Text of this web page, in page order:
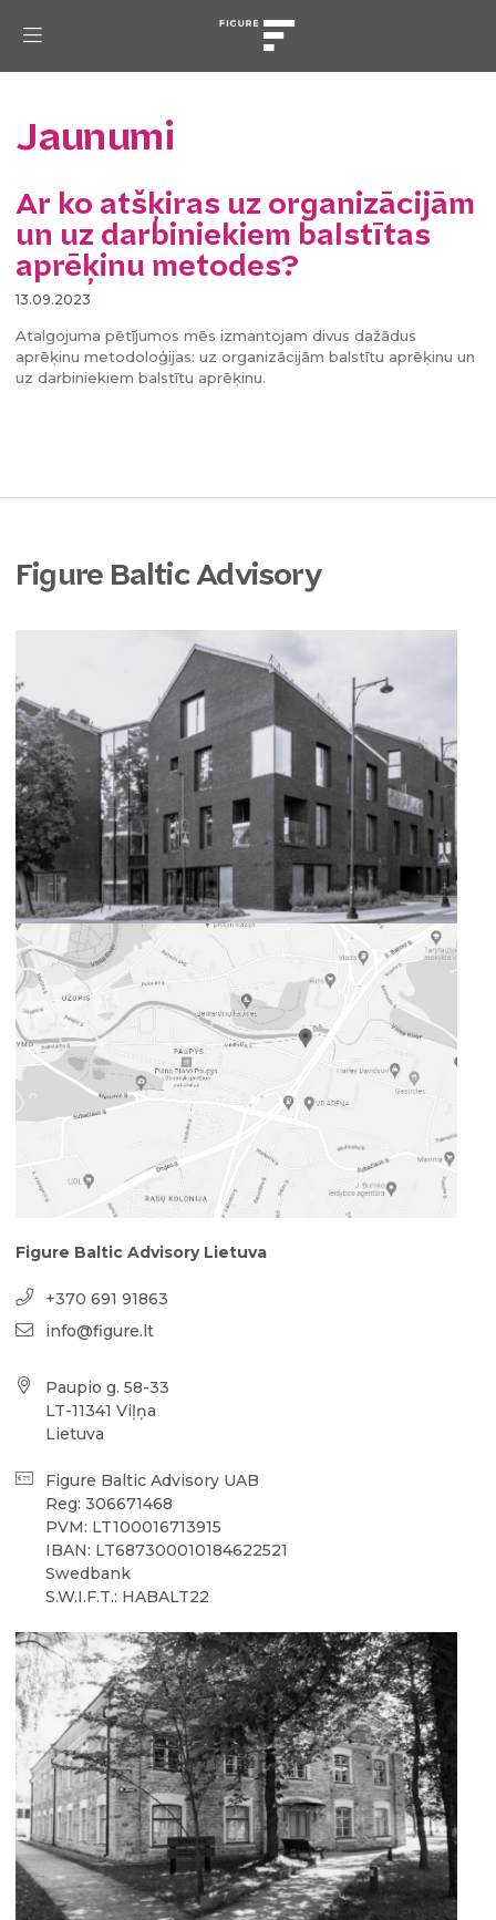
Jaunumi
Ar ko atšķiras uz organizācijām
un uz darbiniekiem balstītas
aprēķinu metodes?
13.09.2023
Atalgojuma pētījumos mēs izmantojam divus dažādus
aprēķinu metodoloģijas: uz organizācijām balstītu aprēķinu un
uz darbiniekiem balstītu aprēķinu.
Figure Baltic Advisory
Figure Baltic Advisory Lietuva
+370 691 91863
info@figure.lt
Paupio g. 58-33
LT-11341 Viļņa
Lietuva
Figure Baltic Advisory UAB
Reg: 306671468
PVM: LT100016713915
IBAN: LT687300010184622521
Swedbank
S.W.I.F.T.: HABALT22